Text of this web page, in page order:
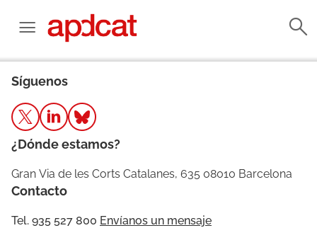
Síguenos
¿Dónde estamos?
Gran Via de les Corts Catalanes, 635 08010 Barcelona
Contacto
Tel. 935 527 800 Envíanos un mensaje